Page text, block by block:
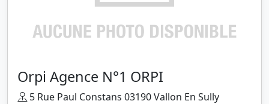
Orpi Agence N°1 ORPI
5 Rue Paul Constans 03190 Vallon En Sully